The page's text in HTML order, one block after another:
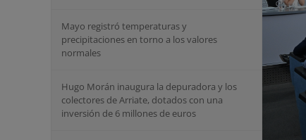
Mayo registró temperaturas y
precipitaciones en torno a los valores
normales
Hugo Morán inaugura la depuradora y los
colectores de Arriate, dotados con una
inversión de 6 millones de euros